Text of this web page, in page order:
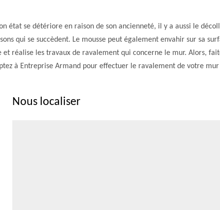
état se détériore en raison de son ancienneté, il y a aussi le
qui se succèdent. Le mousse peut également envahir sur sa
réalise les travaux de ravalement qui concerne le mur. Alors,
à Entreprise Armand pour effectuer le ravalement de votre
Nous localiser